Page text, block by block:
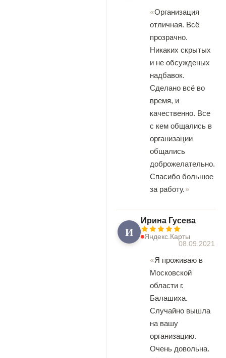
Организация
отличная. Всё
прозрачно.
Никаких скрытых
и не обсужденых
надбавок.
Сделано всё во
время, и
качественно. Все
с кем общались в
организации
общались
доброжелательно.
Спасибо большое
за работу.
И
Ирина Гусева
Яндекс.Карты
08.09.2021
Я проживаю в
Московской
области г.
Балашиха.
Случайно вышла
на вашу
организацию.
Очень довольна.